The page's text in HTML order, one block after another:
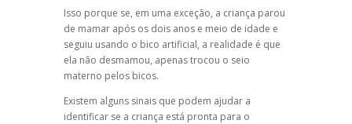
Isso porque se, em uma exceção, a criança parou
de mamar após os dois anos e meio de idade e
seguiu usando o bico artificial, a realidade é que
ela não desmamou, apenas trocou o seio
materno pelos bicos.
Existem alguns sinais que podem ajudar a
identificar se a criança está pronta para o